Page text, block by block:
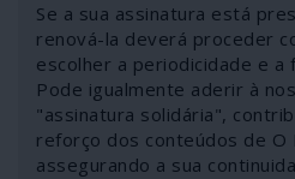
Se a sua assinatura está
renová-la deverá proceder
escolher a periodicidade e a
Pode igualmente aderir à
"assinatura solidária",
reforço dos conteúdos de O
assegurando a sua